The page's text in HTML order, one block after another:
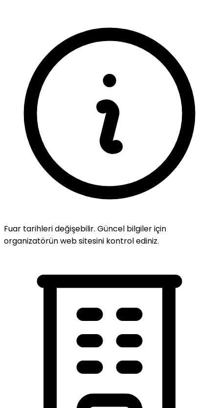
Fuar tarihleri değişebilir. Güncel bilgiler için
organizatörün web sitesini kontrol ediniz.